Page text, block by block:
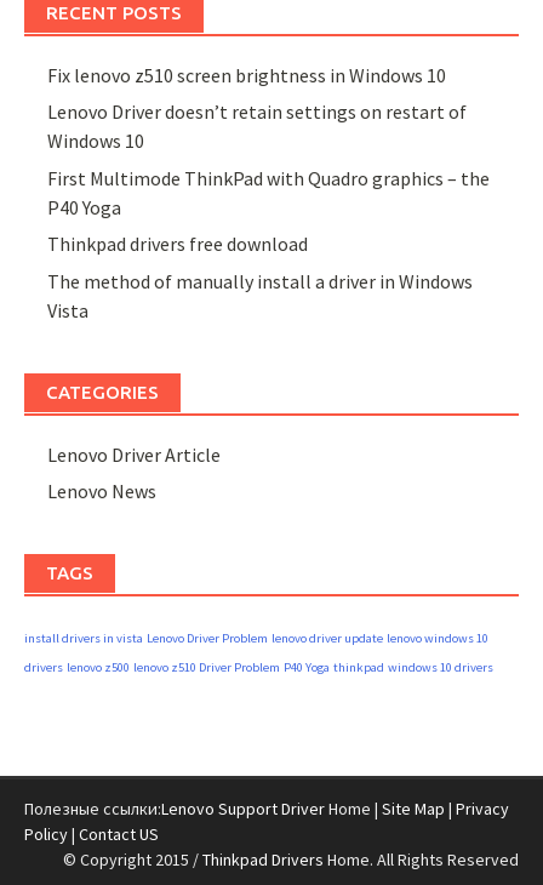
RECENT POSTS
Fix lenovo z510 screen brightness in Windows 10
Lenovo Driver doesn’t retain settings on restart of
Windows 10
First Multimode ThinkPad with Quadro graphics – the
P40 Yoga
Thinkpad drivers free download
The method of manually install a driver in Windows
Vista
CATEGORIES
Lenovo Driver Article
Lenovo News
TAGS
install drivers in vista Lenovo Driver Problem lenovo driver update lenovo windows 10
drivers lenovo z500 lenovo z510 Driver Problem P40 Yoga thinkpad windows 10 drivers
Полезные ссылки:Lenovo Support DriverHome | Site Map | Privacy
Policy| Contact US
© Copyright 2015 /Thinkpad Drivers Home. All Rights Reserved